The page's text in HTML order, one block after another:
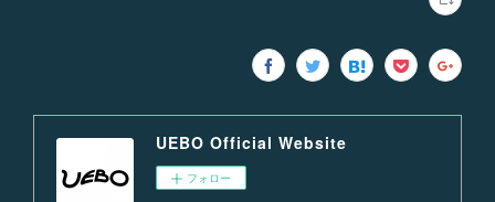
UEBO Official Website
フォロー